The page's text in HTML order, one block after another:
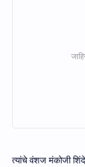
त्यांचे वंशज मंकोजी शिंदे